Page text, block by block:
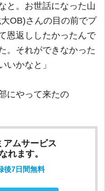
と。お世話になった山
OB)さんの目の前でプ
恩返ししたかったんで
。それができなかった
いかなと」
にやって来たの
アムサービス
れます。
後7日間無料